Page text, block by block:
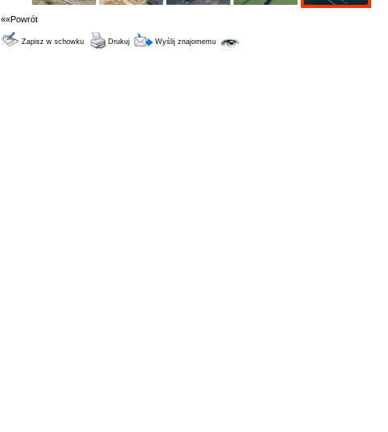
««Powrót
Zapisz w schowku Drukuj Wyślij znajomemu